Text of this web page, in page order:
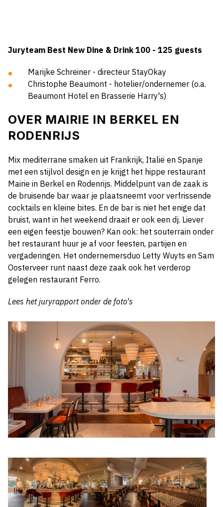
Juryteam Best New Dine & Drink 100 - 125 guests
Marijke Schreiner - directeur StayOkay
Christophe Beaumont - hotelier/ondernemer (o.a.
Beaumont Hotel en Brasserie Harry's)
OVER MAIRIE IN BERKEL EN
RODENRIJS
Mix mediterrane smaken uit Frankrijk, Italië en Spanje
met een stijlvol design en je krijgt het hippe restaurant
Mairie in Berkel en Rodenrijs. Middelpunt van de zaak is
de bruisende bar waar je plaatsneemt voor verfrissende
cocktails en kleine bites. En de bar is niet het enige dat
bruist, want in het weekend draait er ook een dj. Liever
een eigen feestje bouwen? Kan ook: het souterrain onder
het restaurant huur je af voor feesten, partijen en
vergaderingen. Het ondernemersduo Letty Wuyts en Sam
Oosterveer runt naast deze zaak ook het verderop
gelegen restaurant Ferro.
Lees het juryrapport onder de foto's